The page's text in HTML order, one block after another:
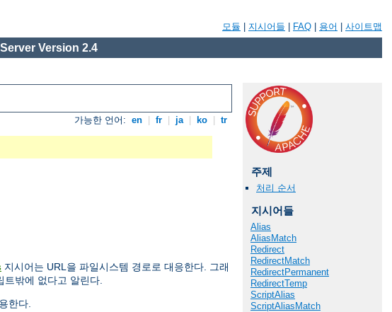
모듈 지시어들 FAQ 용어 사이트맵
Version 2.4
가능한 언어: en fr ja ko tr
지시어는 URL을 파일시스템 경로로 대응한다. 그래
트밖에 없다고 알린다.
한다.
주제
처리 순서
지시어들
Alias
AliasMatch
Redirect
RedirectMatch
RedirectPermanent
RedirectTemp
ScriptAlias
ScriptAliasMatch